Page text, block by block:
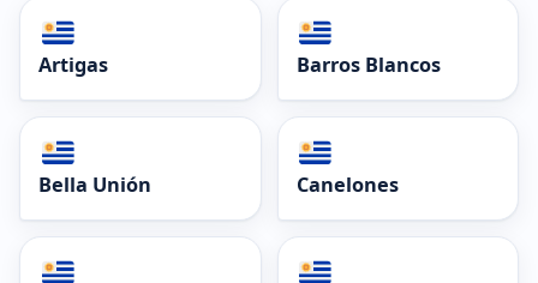
Artigas Barros Blancos
Bella Unión Canelones